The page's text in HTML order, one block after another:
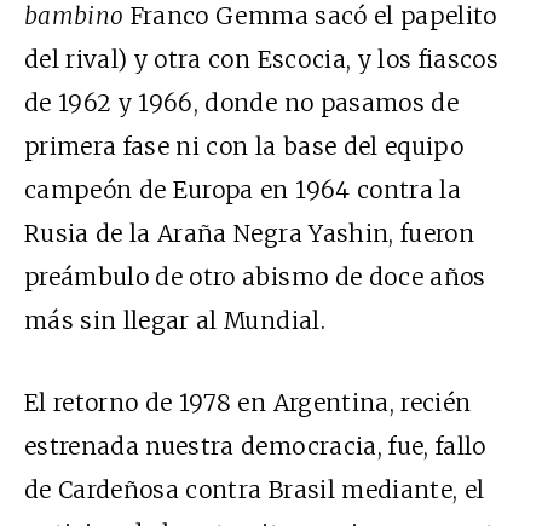
bambino Franco Gemma sacó el papelito
del rival) y otra con Escocia, y los fiascos
de 1962 y 1966, donde no pasamos de
primera fase ni con la base del equipo
campeón de Europa en 1964 contra la
Rusia de la Araña Negra Yashin, fueron
preámbulo de otro abismo de doce años
más sin llegar al Mundial.
El retorno de 1978 en Argentina, recién
estrenada nuestra democracia, fue, fallo
de Cardeñosa contra Brasil mediante, el